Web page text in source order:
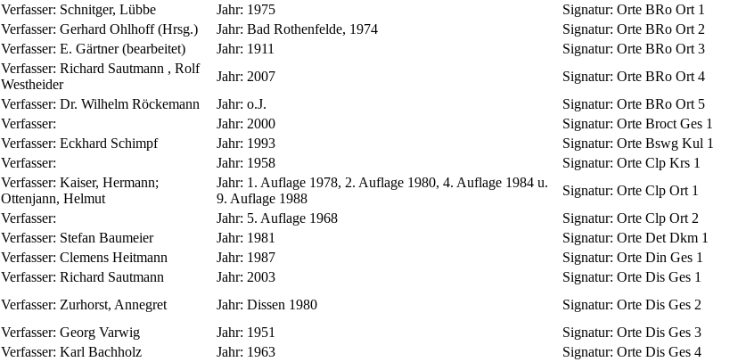
Verfasser: Schnitger, Lübbe Jahr: 1975 Signatur: Orte BRo Ort 1
Verfasser: Gerhard Ohlhoff (Hrsg.) Jahr: Bad Rothenfelde, 1974 Signatur: Orte BRo Ort 2
Verfasser: E. Gärtner (bearbeitet) Jahr: 1911 Signatur: Orte BRo Ort 3
Verfasser: Richard Sautmann , Rolf
Westheider
Jahr: 2007 Signatur: Orte BRo Ort 4
Verfasser: Dr. Wilhelm Röckemann Jahr: o.J. Signatur: Orte BRo Ort 5
Verfasser: Jahr: 2000 Signatur: Orte Broct Ges 1
Verfasser: Eckhard Schimpf Jahr: 1993 Signatur: Orte Bswg Kul 1
Verfasser: Jahr: 1958 Signatur: Orte Clp Krs 1
Verfasser: Kaiser, Hermann;
Ottenjann, Helmut
Jahr: 1. Auflage 1978, 2. Auflage 1980, 4. Auflage 1984 u.
9. Auflage 1988
Signatur: Orte Clp Ort 1
Verfasser: Jahr: 5. Auflage 1968 Signatur: Orte Clp Ort 2
Verfasser: Stefan Baumeier Jahr: 1981 Signatur: Orte Det Dkm 1
Verfasser: Clemens Heitmann Jahr: 1987 Signatur: Orte Din Ges 1
Verfasser: Richard Sautmann Jahr: 2003 Signatur: Orte Dis Ges 1
Verfasser: Zurhorst, Annegret Jahr: Dissen 1980 Signatur: Orte Dis Ges 2
Verfasser: Georg Varwig Jahr: 1951 Signatur: Orte Dis Ges 3
Verfasser: Karl Bachholz Jahr: 1963 Signatur: Orte Dis Ges 4